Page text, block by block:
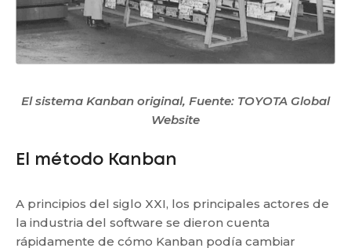
El sistema Kanban original, Fuente: TOYOTA Global
Website
El método Kanban
A principios del siglo XXI, los principales actores de
la industria del software se dieron cuenta
rápidamente de cómo Kanban podía cambiar